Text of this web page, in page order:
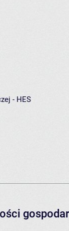
- HES